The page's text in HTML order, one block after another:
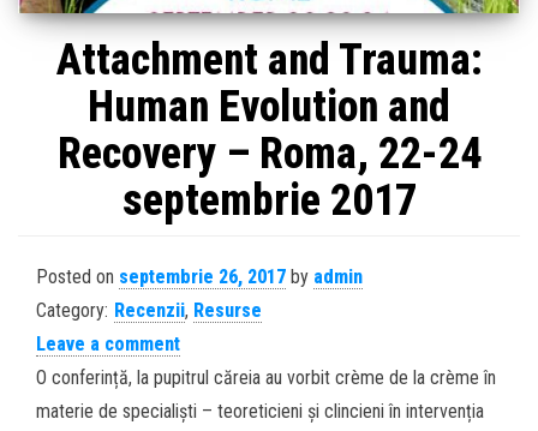
Attachment and Trauma:
Human Evolution and
Recovery – Roma, 22-24
septembrie 2017
Posted on septembrie 26, 2017 by admin
Category: Recenzii, Resurse
Leave a comment
O conferință, la pupitrul căreia au vorbit crème de la crème în
materie de specialiști – teoreticieni și clincieni în intervenția